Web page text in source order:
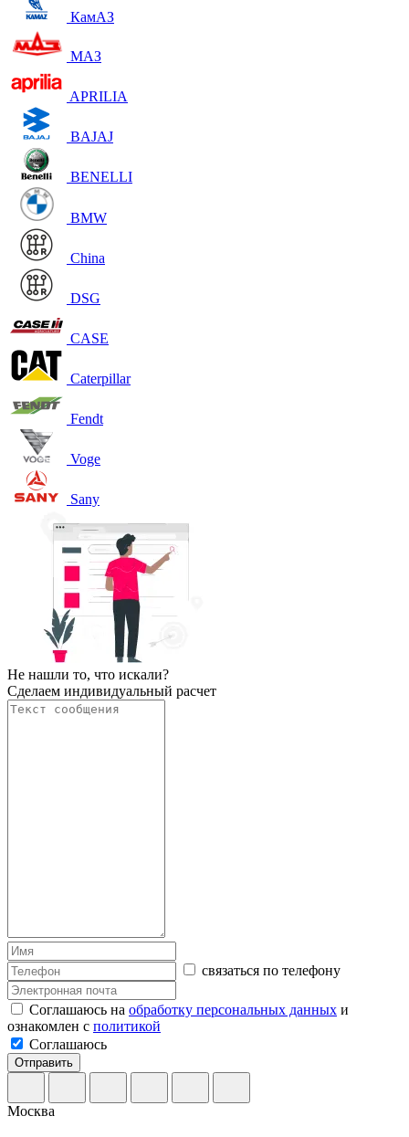
КамАЗ
МАЗ
APRILIA
BAJAJ
BENELLI
BMW
China
DSG
CASE
Caterpillar
Fendt
Voge
Sany
Не нашли то, что искали?
Сделаем индивидуальный расчет
связаться по телефону
Соглашаюсь на обработку персональных данных и
ознакомлен с политикой
Соглашаюсь
Отправить
Москва